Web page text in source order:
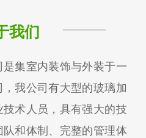
我们
集室内装饰与外装于一
我公司有大型的玻璃加
术人员，具有强大的技
和体制、完整的管理体